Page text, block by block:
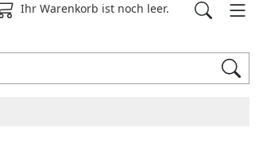
Ihr Warenkorb ist noch leer.